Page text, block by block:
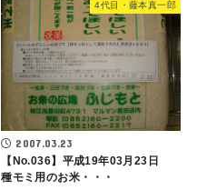
4代目・藤本真一郎
2007.03.23
【No.036】平成19年03月23日
種モミ用のお米・・・